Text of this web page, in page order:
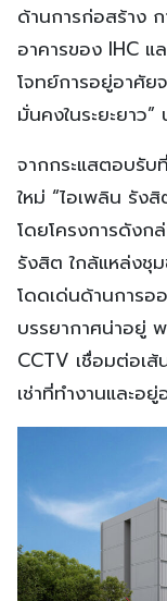
ด้านการก่อสร้าง
อาคารของ IHC
โจทย์การอยู่อาศัย
มั่นคงในระยะยาว
จากกระแสตอบรับ
ใหม่ “ไอเพลิน รัง
โดยโครงการดังก
รังสิต ใกล้แหล่งชุ
โดดเด่นด้านการอ
บรรยากาศน่าอยู่
CCTV เชื่อมต่อเ
เช่าที่ทำงานและอ